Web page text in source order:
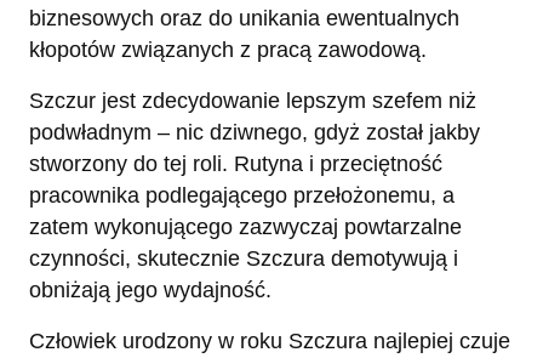
biznesowych oraz do unikania ewentualnych
kłopotów związanych z pracą zawodową.
Szczur jest zdecydowanie lepszym szefem niż
podwładnym – nic dziwnego, gdyż został jakby
stworzony do tej roli. Rutyna i przeciętność
pracownika podlegającego przełożonemu, a
zatem wykonującego zazwyczaj powtarzalne
czynności, skutecznie Szczura demotywują i
obniżają jego wydajność.
Człowiek urodzony w roku Szczura najlepiej czuje